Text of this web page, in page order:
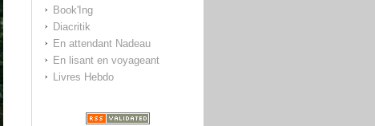
Book'Ing
Diacritik
En attendant Nadeau
En lisant en voyageant
Livres Hebdo